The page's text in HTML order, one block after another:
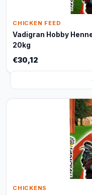
CHICKEN FEED
Vadigran Hobby
20kg
€30,12
CHICKENS